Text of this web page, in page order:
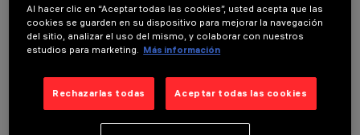
COMPONENTES OPCIONALES
Al hacer clic en “Aceptar todas las cookies”, usted acepta que las
cookies se guarden en su dispositivo para mejorar la navegación
del sitio, analizar el uso del mismo, y colaborar con nuestros
estudios para marketing. Más información
Rechazarlas todas Aceptar todas las cookies